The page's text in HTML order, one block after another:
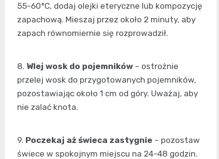
55-60°C, dodaj olejki eteryczne lub kompozycję
zapachową. Mieszaj przez około 2 minuty, aby
zapach równomiernie się rozprowadził.
8. Wlej wosk do pojemników – ostrożnie
przelej wosk do przygotowanych pojemników,
pozostawiając około 1 cm od góry. Uważaj, aby
nie zalać knota.
9. Poczekaj aż świeca zastygnie – pozostaw
świece w spokojnym miejscu na 24-48 godzin.